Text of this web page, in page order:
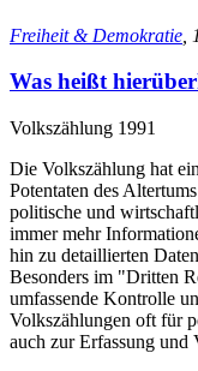
Freiheit & Demokratie
Was heißt
Volkszählung 1991
Die Volkszählung hat
Potentaten des
politische und
immer mehr
hin zu detaillierten
Besonders im "Dritten
umfassende Kontrolle
Volkszählungen oft für
auch zur Erfassung und